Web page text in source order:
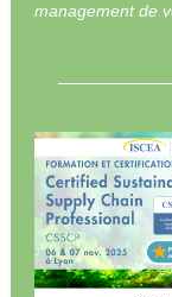
management de